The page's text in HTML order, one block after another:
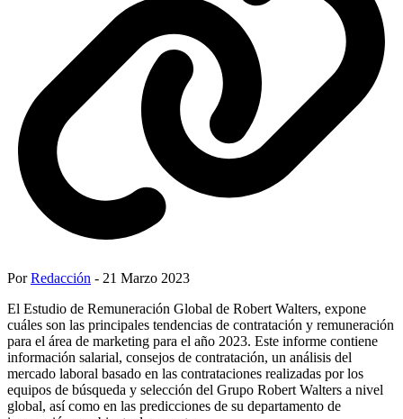
PorRedacción - 21 Marzo 2023
El Estudio de Remuneración Global de Robert Walters, expone
cuáles son las principales tendencias de contratación y remuneración
para el área de marketing para el año 2023. Este informe contiene
información salarial, consejos de contratación, un análisis del
mercado laboral basado en las contrataciones realizadas por los
equipos de búsqueda y selección del Grupo Robert Walters a nivel
global, así como en las predicciones de su departamento de